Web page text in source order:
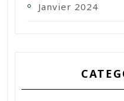
Janvier 2024